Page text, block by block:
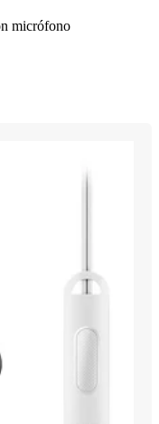
micrófono